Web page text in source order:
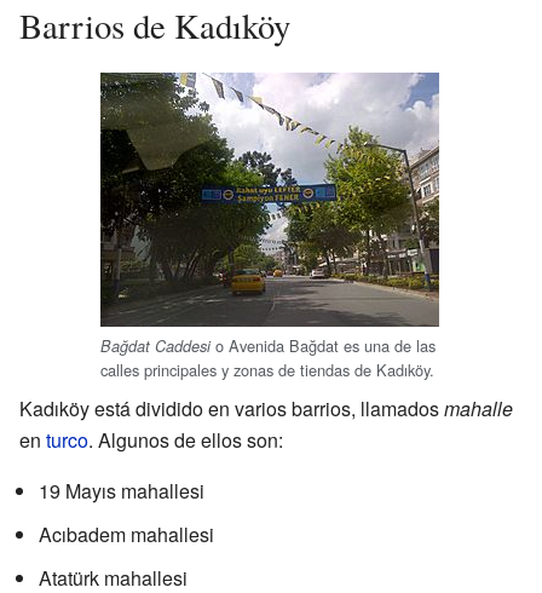
Barrios de Kadıköy
Bağdat Caddesio Avenida Bağdat es una de las
calles principales y zonas de tiendas de Kadıköy.
Kadıköy está dividido en varios barrios, llamadosmahalle
en turco. Algunos de ellos son:
19 Mayıs mahallesi
Acıbadem mahallesi
Atatürk mahallesi